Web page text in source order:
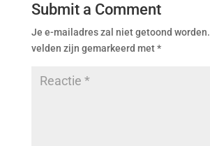
Submit a Comment
Je e-mailadres zal niet getoond worden.
velden zijn gemarkeerd met*